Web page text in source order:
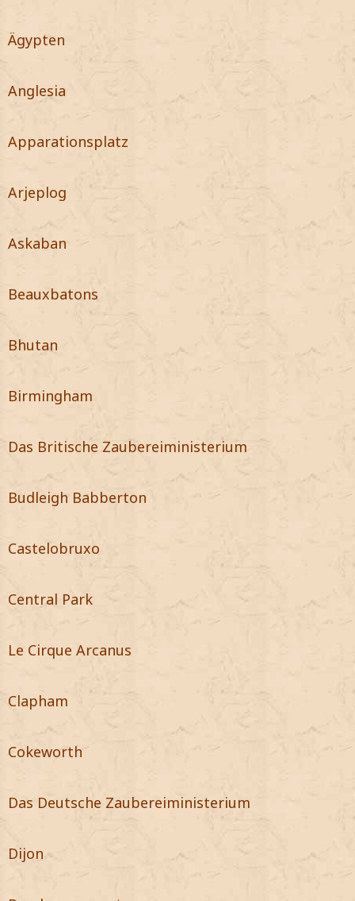
Ägypten
Anglesia
Apparationsplatz
Arjeplog
Askaban
Beauxbatons
Bhutan
Birmingham
Das Britische Zaubereiministerium
Budleigh Babberton
Castelobruxo
Central Park
Le Cirque Arcanus
Clapham
Cokeworth
Das Deutsche Zaubereiministerium
Dijon